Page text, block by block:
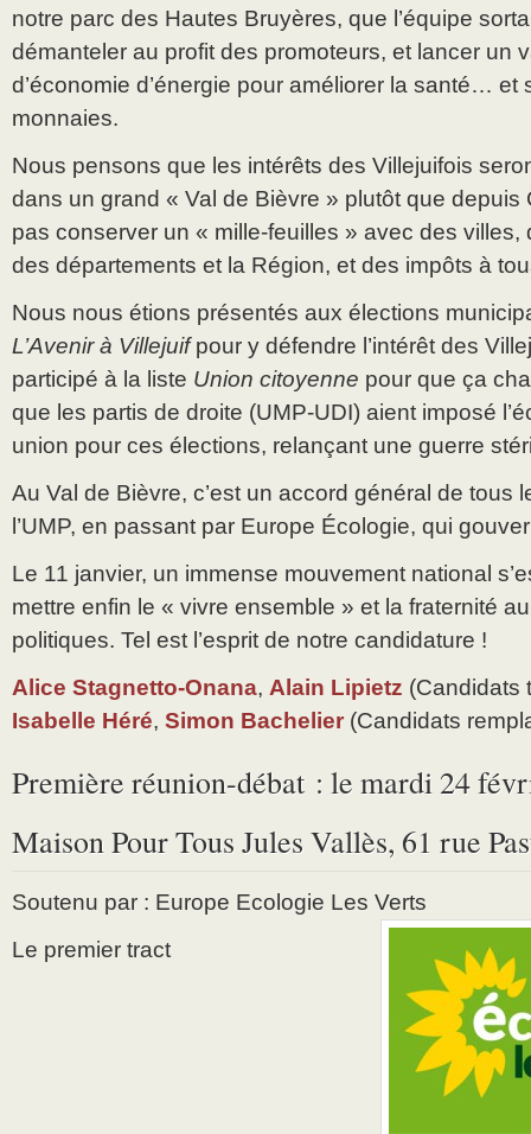
notre parc des Hautes Bruyères, que l’équipe
démanteler au profit des promoteurs, et lancer un
d’économie d’énergie pour améliorer la santé… et
monnaies.
Nous pensons que les intérêts des Villejuifois
dans un grand « Val de Bièvre » plutôt que depuis
pas conserver un « mille-feuilles » avec des villes,
des départements et la Région, et des impôts à
Nous nous étions présentés aux élections
L’Avenir à Villejuifpour y défendre l’intérêt des
participé à la liste Union citoyenne pour que ça
que les partis de droite (UMP-UDI) aient imposé
union pour ces élections, relançant une guerre
Au Val de Bièvre, c’est un accord général de tous
l’UMP, en passant par Europe Écologie, qui
Le 11 janvier, un immense mouvement national
mettre enfin le « vivre ensemble » et la fraternité
politiques. Tel est l’esprit de notre candidature !
Alice Stagnetto-Onana, Alain Lipietz (Candidats
Isabelle Héré, Simon Bachelier (Candidats
Première réunion-débat : le mardi 24
Maison Pour Tous Jules Vallès, 61 rue
Soutenu par : Europe Ecologie Les Verts
Le premier tract